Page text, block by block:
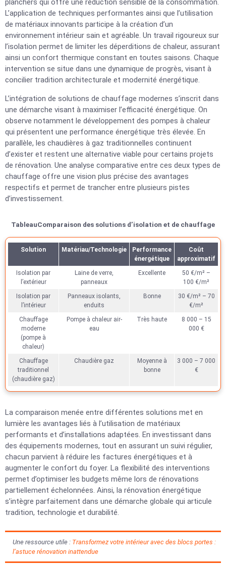
planchers qui offre une réduction sensible de la consommation.
L’application de techniques performantes ainsi que l’utilisation
de matériaux innovants participe à la création d’un
environnement intérieur sain et agréable. Un travail rigoureux sur
l’isolation permet de limiter les déperditions de chaleur, assurant
ainsi un confort thermique constant en toutes saisons. Chaque
intervention se situe dans une dynamique de progrès, visant à
concilier tradition architecturale et modernité énergétique.
L’intégration de solutions de chauffage modernes s’inscrit dans
une démarche visant à maximiser l’efficacité énergétique. On
observe notamment le développement des pompes à chaleur
qui présentent une performance énergétique très élevée. En
parallèle, les chaudières à gaz traditionnelles continuent
d’exister et restent une alternative viable pour certains projets
de rénovation. Une analyse comparative entre ces deux types de
chauffage offre une vision plus précise des avantages
respectifs et permet de trancher entre plusieurs pistes
d’investissement.
TableauComparaison des solutions d’isolation et de chauffage
Solution Matériau/Technologie
Performance
énergétique
Coût
approximatif
Isolation par
l’extérieur
Laine de verre,
panneaux
Excellente
50 €/m² –
100 €/m²
Isolation par
l’intérieur
Panneaux isolants,
enduits
Bonne
30 €/m² – 70
€/m²
Chauffage
moderne
(pompe à
chaleur)
Pompe à chaleur air-
eau
Très haute
8 000 – 15
000 €
Chauffage
traditionnel
(chaudière gaz)
Chaudière gaz
Moyenne à
bonne
3 000 – 7 000
€
La comparaison menée entre différentes solutions met en
lumière les avantages liés à l’utilisation de matériaux
performants et d’installations adaptées. En investissant dans
des équipements modernes, tout en assurant un suivi régulier,
chacun parvient à réduire les factures énergétiques et à
augmenter le confort du foyer. La flexibilité des interventions
permet d’optimiser les budgets même lors de rénovations
partiellement échelonnées. Ainsi, la rénovation énergétique
s’intègre parfaitement dans une démarche globale qui articule
tradition, technologie et durabilité.
Une ressource utile : Transformez votre intérieur avec des blocs portes :
l’astuce rénovation inattendue